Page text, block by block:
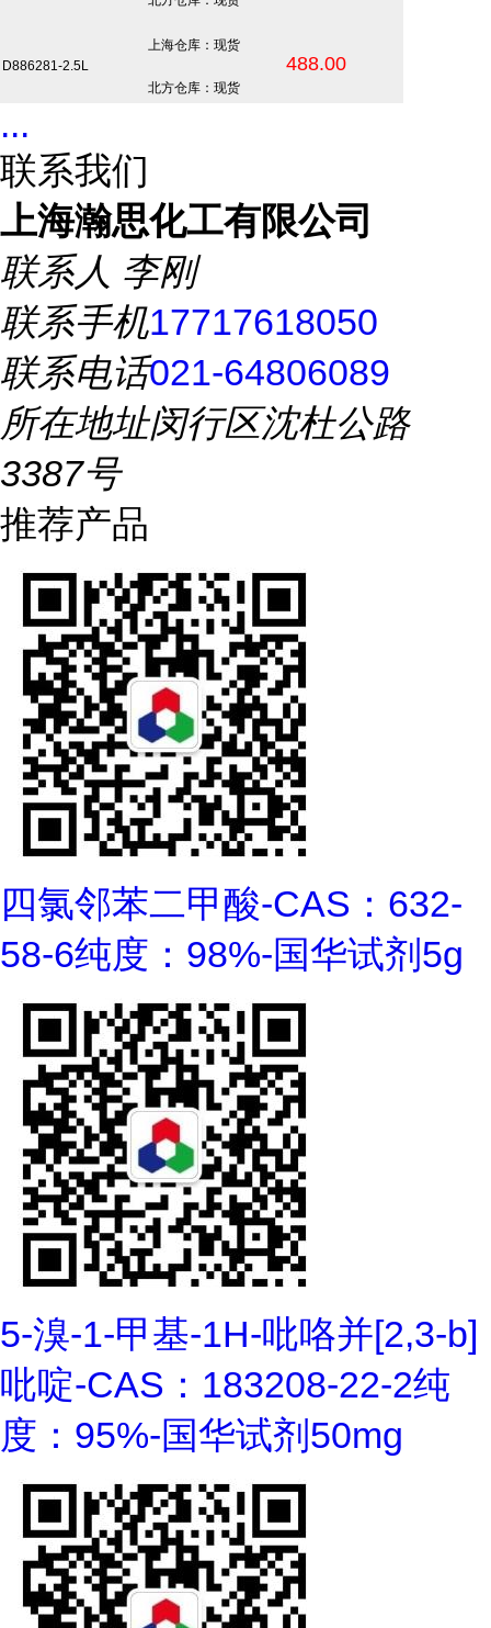
D886281-2.5L
上海仓库：现货
北方仓库：现货
488.00
...
联系我们
上海瀚思化工有限公司
联系人 李刚
联系手机17717618050
联系电话021-64806089
所在地址闵行区沈杜公路
3387号
推荐产品
四氯邻苯二甲酸-CAS：632-
58-6纯度：98%-国华试剂5g
5-溴-1-甲基-1H-吡咯并[2,3-b]
吡啶-CAS：183208-22-2纯
度：95%-国华试剂50mg